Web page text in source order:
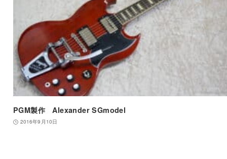
PGM製作 Alexander SGmodel
2016年9月10日